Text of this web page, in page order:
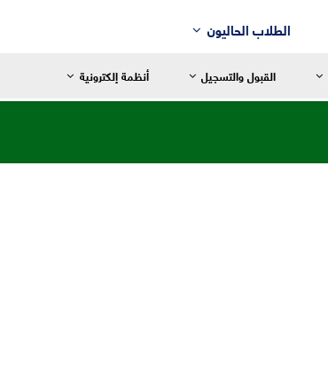
الطلاب الحاليون
القبول والتسجيل أنظمة إلكترونية